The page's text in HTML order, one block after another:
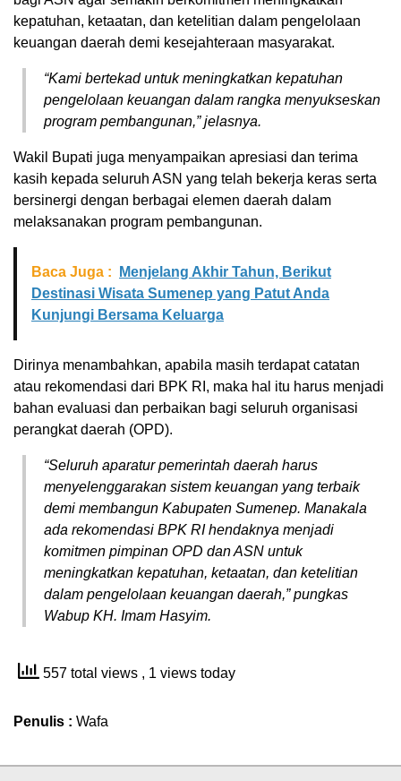
kepatuhan, ketaatan, dan ketelitian dalam pengelolaan
keuangan daerah demi kesejahteraan masyarakat.
“Kami bertekad untuk meningkatkan kepatuhan
pengelolaan keuangan dalam rangka menyukseskan
program pembangunan,” jelasnya.
Wakil Bupati juga menyampaikan apresiasi dan terima
kasih kepada seluruh ASN yang telah bekerja keras serta
bersinergi dengan berbagai elemen daerah dalam
melaksanakan program pembangunan.
Baca Juga :
Menjelang Akhir Tahun, Berikut
Destinasi Wisata Sumenep yang Patut Anda
Kunjungi Bersama Keluarga
Dirinya menambahkan, apabila masih terdapat catatan
atau rekomendasi dari BPK RI, maka hal itu harus menjadi
bahan evaluasi dan perbaikan bagi seluruh organisasi
perangkat daerah (OPD).
“Seluruh aparatur pemerintah daerah harus
menyelenggarakan sistem keuangan yang terbaik
demi membangun Kabupaten Sumenep. Manakala
ada rekomendasi BPK RI hendaknya menjadi
komitmen pimpinan OPD dan ASN untuk
meningkatkan kepatuhan, ketaatan, dan ketelitian
dalam pengelolaan keuangan daerah,” pungkas
Wabup KH. Imam Hasyim.
557 total views , 1 views today
Penulis : Wafa